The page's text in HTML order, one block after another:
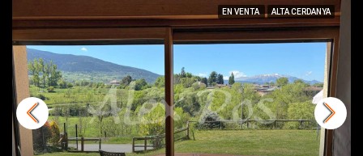
EN VENTA ALTA CERDANYA